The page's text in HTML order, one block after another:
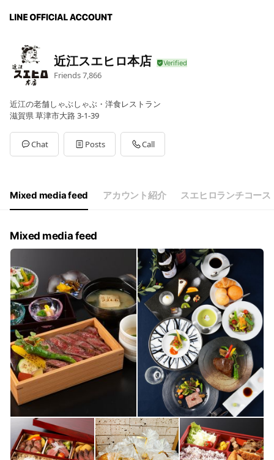
近江スエヒロ本店
Friends7,866
近江の老舗しゃぶしゃぶ・洋食レストラン
滋賀県 草津市大路 3-1-39
Chat Posts Call
Mixed media feed アカウント紹介 スエヒロランチコース
Mixed media feed